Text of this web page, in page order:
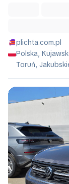
plichta.com.pl
Polska,
Toruń,